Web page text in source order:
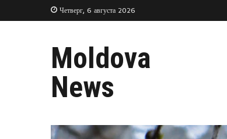
Четверг, 6 августа 2026
Moldova
News